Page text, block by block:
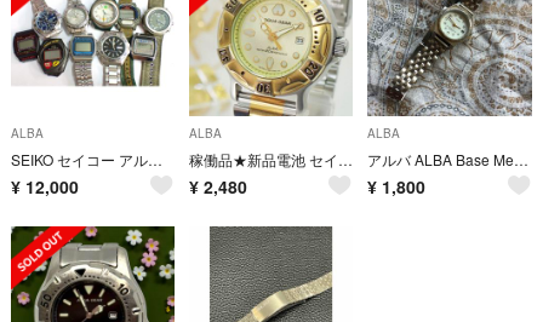
ALBA
SEIKO セイコー アルバ ORVITAX オービタックス含む 腕時計 10点
¥ 12,000
ALBA
稼働品★新品電池 セイコー アルバ アクアギア レディース デイト ゴールド
¥ 2,480
ALBA
アルバ ALBA Base Metal V827-0111 A0 レディース時計
¥ 1,800